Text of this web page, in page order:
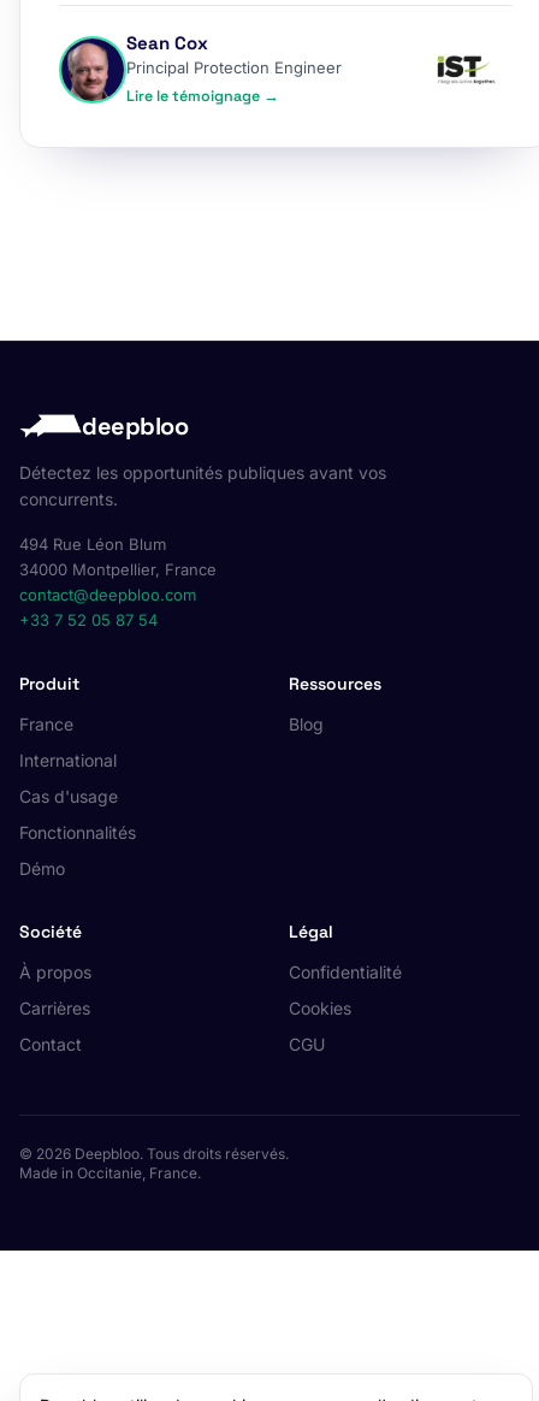
Sean Cox
Principal Protection Engineer
Lire le témoignage →
deepbloo
Détectez les opportunités publiques avant vos
concurrents.
494 Rue Léon Blum
34000 Montpellier, France
contact@deepbloo.com
+33 7 52 05 87 54
Produit
France
International
Cas d'usage
Fonctionnalités
Démo
Ressources
Blog
Société
À propos
Carrières
Contact
Légal
Confidentialité
Cookies
CGU
© 2026 Deepbloo. Tous droits réservés.
Made in Occitanie, France.